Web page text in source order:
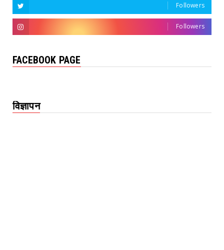
Followers
Followers
FACEBOOK PAGE
विज्ञापन